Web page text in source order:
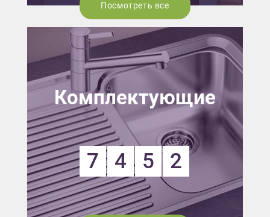
Посмотреть все
Комплектующие
7 4 5 2